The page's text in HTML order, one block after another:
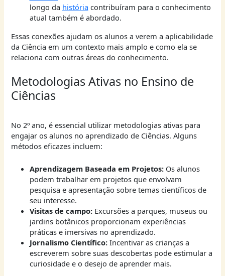
longo da história contribuíram para o conhecimento
atual também é abordado.
Essas conexões ajudam os alunos a verem a aplicabilidade
da Ciência em um contexto mais amplo e como ela se
relaciona com outras áreas do conhecimento.
Metodologias Ativas no Ensino de
Ciências
No 2º ano, é essencial utilizar metodologias ativas para
engajar os alunos no aprendizado de Ciências. Alguns
métodos eficazes incluem:
Aprendizagem Baseada em Projetos:Os alunos
podem trabalhar em projetos que envolvam
pesquisa e apresentação sobre temas científicos de
seu interesse.
Visitas de campo:Excursões a parques, museus ou
jardins botânicos proporcionam experiências
práticas e imersivas no aprendizado.
Jornalismo Científico:Incentivar as crianças a
escreverem sobre suas descobertas pode estimular a
curiosidade e o desejo de aprender mais.